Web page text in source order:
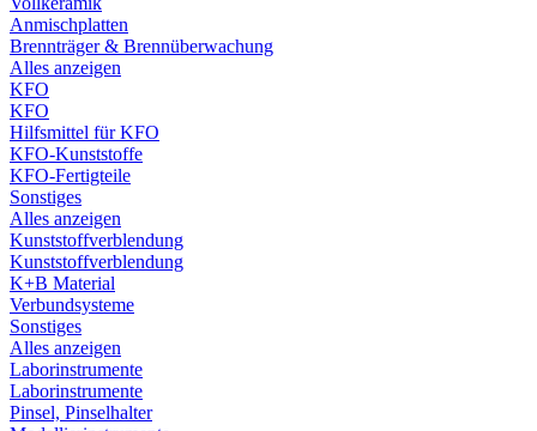
Anmischplatten
Brennträger & Brennüberwachung
Alles anzeigen
KFO
KFO
Hilfsmittel für KFO
KFO-Kunststoffe
KFO-Fertigteile
Sonstiges
Alles anzeigen
Kunststoffverblendung
Kunststoffverblendung
K+B Material
Verbundsysteme
Sonstiges
Alles anzeigen
Laborinstrumente
Laborinstrumente
Pinsel, Pinselhalter